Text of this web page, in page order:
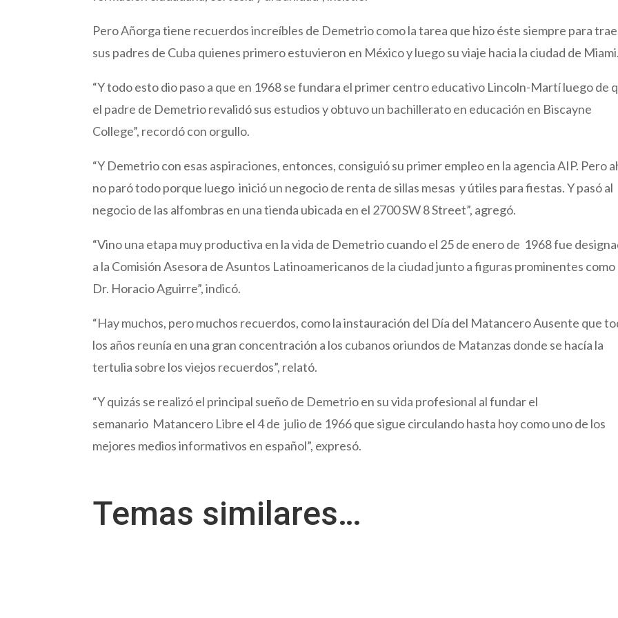
Pero Añorga tiene recuerdos increíbles de Demetrio como la tarea que hizo éste siempre para
sus padres de Cuba quienes primero estuvieron en México y luego su viaje hacia la ciudad de
“Y todo esto dio paso a que en 1968 se fundara el primer centro educativo Lincoln-Martí luego de
el padre de Demetrio revalidó sus estudios y obtuvo un bachillerato en educación en Biscayne
College”, recordó con orgullo.
“Y Demetrio con esas aspiraciones, entonces, consiguió su primer empleo en la agencia AIP. Pero
no paró todo porque luego inició un negocio de renta de sillas mesas y útiles para fiestas. Y pasó al
negocio de las alfombras en una tienda ubicada en el 2700 SW 8 Street”, agregó.
“Vino una etapa muy productiva en la vida de Demetrio cuando el 25 de enero de 1968 fue
a la Comisión Asesora de Asuntos Latinoamericanos de la ciudad junto a figuras prominentes como
Dr. Horacio Aguirre”, indicó.
“Hay muchos, pero muchos recuerdos, como la instauración del Día del Matancero Ausente que
los años reunía en una gran concentración a los cubanos oriundos de Matanzas donde se hacía la
tertulia sobre los viejos recuerdos”, relató.
“Y quizás se realizó el principal sueño de Demetrio en su vida profesional al fundar el
semanario Matancero Libre el 4 de julio de 1966 que sigue circulando hasta hoy como uno de los
mejores medios informativos en español”, expresó.
Temas similares…